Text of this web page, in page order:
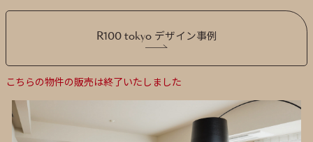
R100 tokyo デザイン事例
こちらの物件の販売は終了いたしました